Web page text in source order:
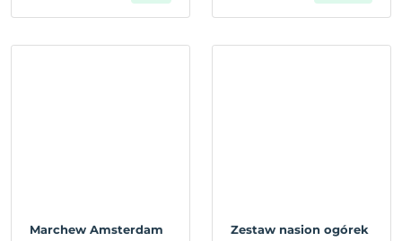
Marchew Amsterdam
Zestaw nasion ogórek